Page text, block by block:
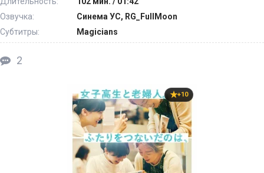
Озвучка:
Синема УС, RG_FullMoon
Субтитры:
Magicians
2
+10